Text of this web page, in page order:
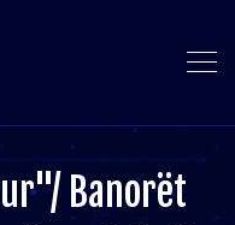
Banorët